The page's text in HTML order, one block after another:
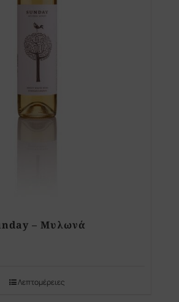
– Μυλωνά
Λεπτομέρειες